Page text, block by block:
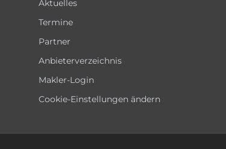
Aktuelles
Termine
Partner
Anbieterverzeichnis
Makler-Login
Cookie-Einstellungen ändern